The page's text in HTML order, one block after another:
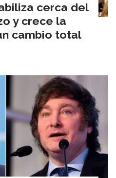
cerca del
y crece la
cambio total